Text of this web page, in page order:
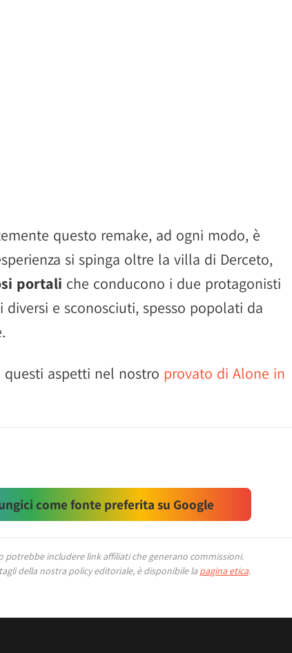
questo remake, ad ogni modo, è
si spinga oltre la villa di Derceto,
portali che conducono i due protagonisti
e sconosciuti, spesso popolati da
aspetti nel nostro provato di Alone in
come fonte preferita su Google
potrebbe includere link affiliati che generano commissioni.
della nostra policy editoriale, è disponibile la pagina etica.